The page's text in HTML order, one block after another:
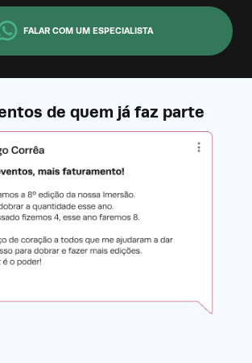
FALAR COM UM ESPECIALISTA
de quem já faz parte